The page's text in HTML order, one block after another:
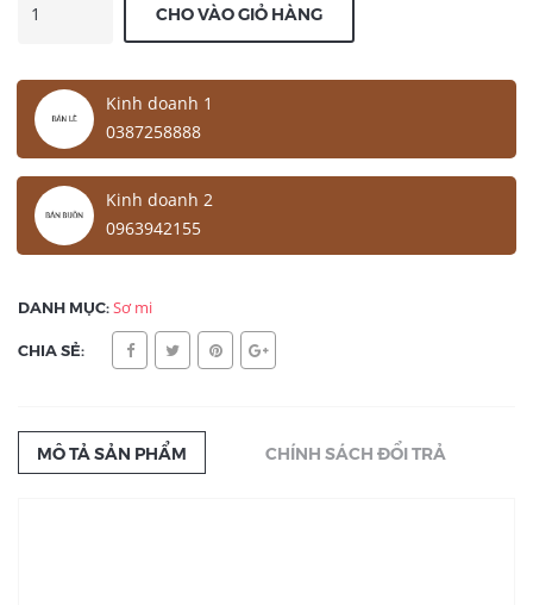
CHO VÀO GIỎ HÀNG
Kinh doanh 1
0387258888
Kinh doanh 2
0963942155
DANH MỤC:Sơ mi
CHIA SẺ:
MÔ TẢ SẢN PHẨM CHÍNH SÁCH ĐỔI TRẢ